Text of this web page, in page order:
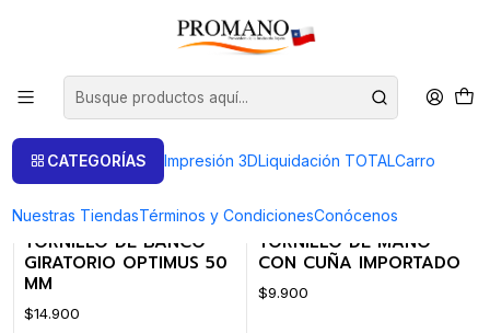
CATEGORÍAS Impresión 3DLiquidación TOTALCarro
Nuestras TiendasTérminos y CondicionesConócenos
Art. de Engaste
Tornillos
FILTROS
6941807322435|GS Optimus
TORNILLO DE BANCO
GIRATORIO OPTIMUS 50
MM
$14.900
09064552|PROMANO
TORNILLO DE MANO
CON CUÑA IMPORTADO
$9.900